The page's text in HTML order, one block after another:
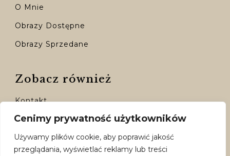
Cenimy prywatność użytkowników
Używamy plików cookie, aby poprawić jakość
przeglądania, wyświetlać reklamy lub treści
O Mnie
Obrazy Dostępne
Obrazy Sprzedane
Zobacz również
Kontakt
Moje Konto
Dostępne Formy Płatności